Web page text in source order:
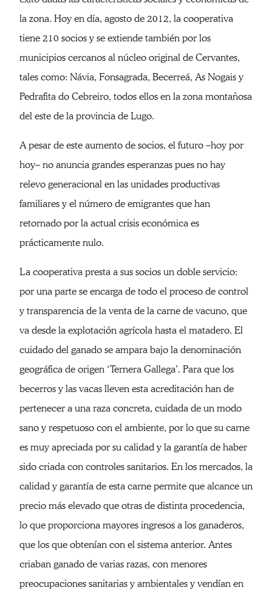
la zona. Hoy en día, agosto de 2012, la cooperativa
tiene 210 socios y se extiende también por los
municipios cercanos al núcleo original de Cervantes,
tales como: Návia, Fonsagrada, Becerreá, As Nogais y
Pedrafita do Cebreiro, todos ellos en la zona montañosa
del este de la provincia de Lugo.
A pesar de este aumento de socios, el futuro –hoy por
hoy– no anuncia grandes esperanzas pues no hay
relevo generacional en las unidades productivas
familiares y el número de emigrantes que han
retornado por la actual crisis económica es
prácticamente nulo.
La cooperativa presta a sus socios un doble servicio:
por una parte se encarga de todo el proceso de control
y transparencia de la venta de la carne de vacuno, que
va desde la explotación agrícola hasta el matadero. El
cuidado del ganado se ampara bajo la denominación
geográfica de origen ‘Ternera Gallega’. Para que los
becerros y las vacas lleven esta acreditación han de
pertenecer a una raza concreta, cuidada de un modo
sano y respetuoso con el ambiente, por lo que su carne
es muy apreciada por su calidad y la garantía de haber
sido criada con controles sanitarios. En los mercados, la
calidad y garantía de esta carne permite que alcance un
precio más elevado que otras de distinta procedencia,
lo que proporciona mayores ingresos a los ganaderos,
que los que obtenían con el sistema anterior. Antes
criaban ganado de varias razas, con menores
preocupaciones sanitarias y ambientales y vendían en